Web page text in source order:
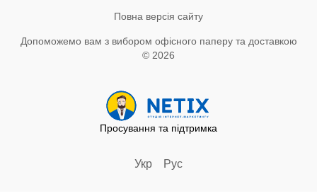
Повна версія сайту
Допоможемо вам з вибором офісного паперу та доставкою
© 2026
Просування та підтримка
Укр Рус